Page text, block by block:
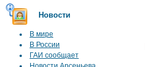
Новости
В мире
В России
ГАИ сообщает